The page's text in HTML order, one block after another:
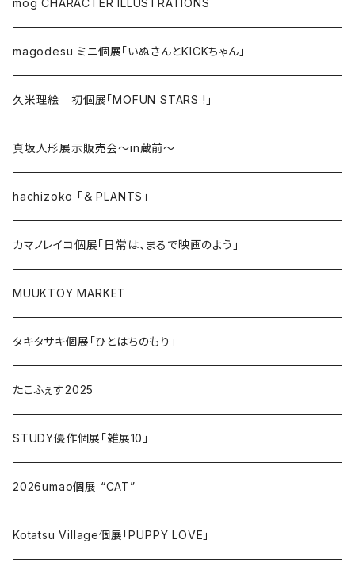
mog CHARACTER ILLUSTRATIONS
magodesu ミニ個展「いぬさんとKICKちゃん」
久米理絵 初個展「MOFUN STARS !」
真坂人形展示販売会～in蔵前～
hachizoko 「＆ PLANTS」
カマノレイコ個展「日常は、まるで映画のよう」
MUUKTOY MARKET
タキタサキ個展「ひとはちのもり」
たこふぇす2025
STUDY優作個展「雑展10」
2026umao個展 “CAT”
Kotatsu Village個展「PUPPY LOVE」